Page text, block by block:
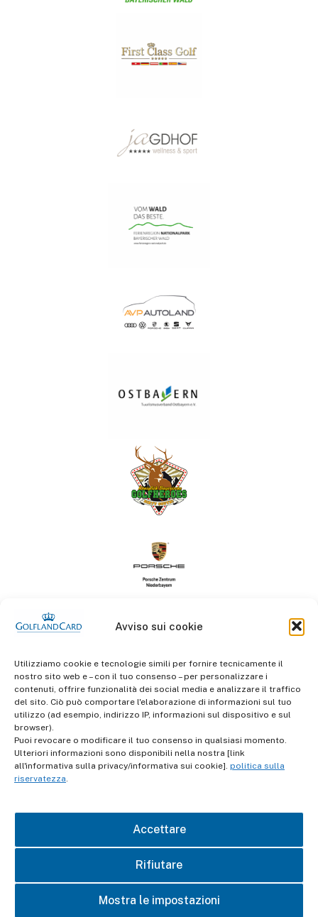
Avviso sui cookie
Utilizziamo cookie e tecnologie simili per fornire tecnicamente il
nostro sito web e – con il tuo consenso – per personalizzare i
contenuti, offrire funzionalità dei social media e analizzare il traffico
del sito. Ciò può comportare l'elaborazione di informazioni sul tuo
utilizzo (ad esempio, indirizzo IP, informazioni sul dispositivo e sul
browser).
Puoi revocare o modificare il tuo consenso in qualsiasi momento.
Ulteriori informazioni sono disponibili nella nostra [link
all'informativa sulla privacy/informativa sui cookie]. politica sulla
riservatezza.
Accettare
Rifiutare
Mostra le impostazioni
informazioni
Termini e Condizioni
Protezione dei dati